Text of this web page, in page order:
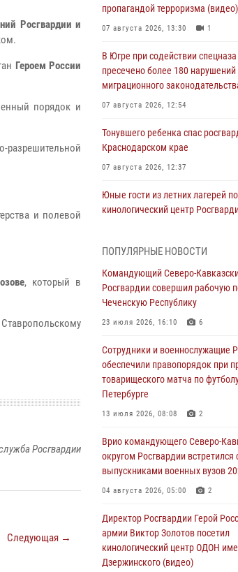
Росгвардии и
Героем России
порядок и
разрешительной
и полевой
, который в
Росгвардии
Следующая →
пропагандой терроризма (видео)
07 августа 2026, 13:30 1
В Югре при содействии
пресечено более 180 нарушений
миграционного
07 августа 2026, 12:54
Тонувшего ребенка спас
Краснодарском крае
07 августа 2026, 12:37
Юные гости из летних лагерей
кинологический центр
Ветеран войск правопорядка
Иван Пияшев – герой выпуска
армии с Александром
07 августа 2026, 12:00
округу Росгвардии и ветераны
контрразведки почтили память
Кузнецова
07 августа 2026, 12:00
подняться на крышу Смольного
Санкт-Петербурге (видео)
07 августа 2026, 11:34 3 1
основам взрывобезопасности
07 августа 2026, 11:33
Рэпер ST посетил раненых
ПОПУЛЯРНЫЕ НОВОСТИ
Командующий Северо-
Росгвардии совершил рабочую
Чеченскую Республику
23 июля 2026, 16:10 6
Сотрудники и военнослужащие
обеспечили правопорядок при
товарищеского матча по
Петербурге
13 июля 2026, 08:08 2
Врио командующего Северо-
округом Росгвардии встретился
выпускниками военных вузов
04 августа 2026, 05:00 2
Директор Росгвардии Герой
армии Виктор Золотов посетил
кинологический центр ОДОН
Дзержинского (видео)